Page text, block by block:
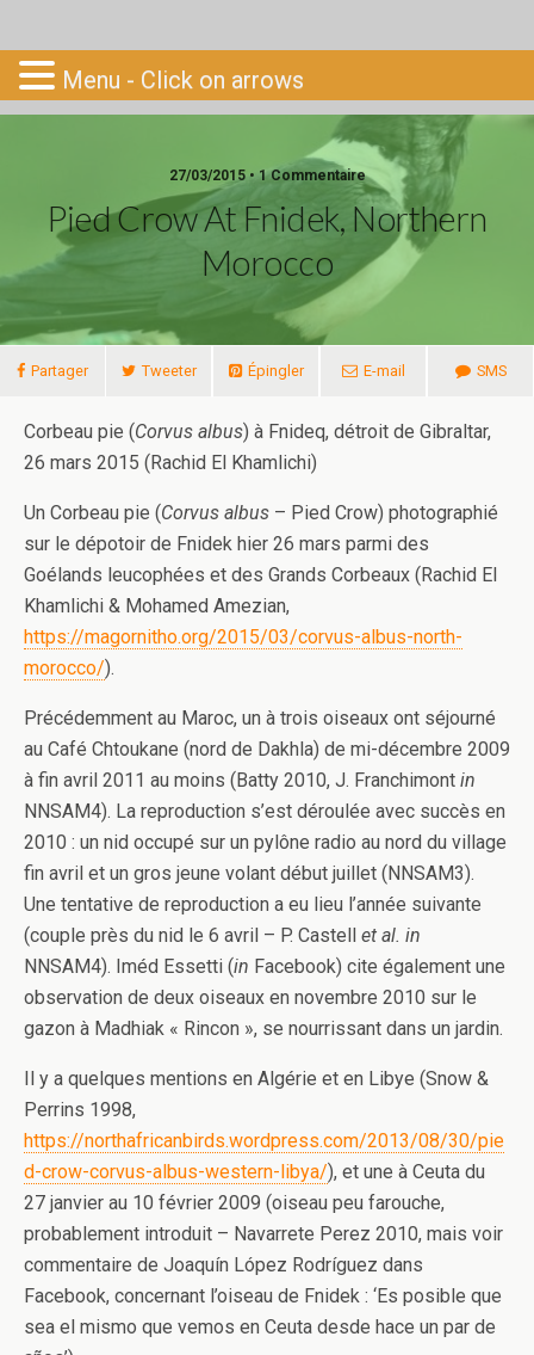
Go-South
27/03/2015 • 1 Commentaire
Pied Crow At Fnidek, Northern
Morocco
Partager Tweeter Épingler E-mail SMS
Corbeau pie (Corvus albus) à Fnideq, détroit de Gibraltar,
26 mars 2015 (Rachid El Khamlichi)
Un Corbeau pie (Corvus albus – Pied Crow) photographié
sur le dépotoir de Fnidek hier 26 mars parmi des
Goélands leucophées et des Grands Corbeaux (Rachid El
Khamlichi & Mohamed Amezian,
https://magornitho.org/2015/03/corvus-albus-north-
morocco/).
Précédemment au Maroc, un à trois oiseaux ont séjourné
au Café Chtoukane (nord de Dakhla) de mi-décembre 2009
à fin avril 2011 au moins (Batty 2010, J. Franchimont in
NNSAM4). La reproduction s’est déroulée avec succès en
2010 : un nid occupé sur un pylône radio au nord du village
fin avril et un gros jeune volant début juillet (NNSAM3).
Une tentative de reproduction a eu lieu l’année suivante
(couple près du nid le 6 avril – P. Castell et al. in
NNSAM4). Iméd Essetti (in Facebook) cite également une
observation de deux oiseaux en novembre 2010 sur le
gazon à Madhiak « Rincon », se nourrissant dans un jardin.
Il y a quelques mentions en Algérie et en Libye (Snow &
Perrins 1998,
https://northafricanbirds.wordpress.com/2013/08/30/pie
d-crow-corvus-albus-western-libya/), et une à Ceuta du
27 janvier au 10 février 2009 (oiseau peu farouche,
probablement introduit – Navarrete Perez 2010, mais voir
commentaire de ‪Joaquín López Rodríguez dans
Facebook, concernant l’oiseau de Fnidek : ‘Es posible que
sea el mismo que vemos en Ceuta desde hace un par de
Menu - Click on arrows